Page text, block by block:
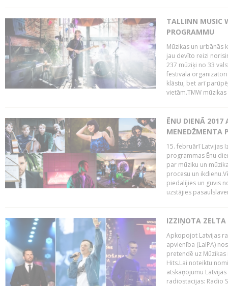
TALLINN MUSIC
PROGRAMMU
Mūzikas un urbānās
jau devīto reizi
237 mūziķi no 33
festivāla
klāstu, bet arī
vietām.TMW
ĒNU DIENĀ 2017
MENEDŽMENTA
15. februārī Latvijas
programmas Ēnu
par mūziku un
procesu un
piedalījies un guvis
uzstājies
IZZIŅOTA ZELTA
Apkopojot Latvijas
apvienība (LaIPA)
pretendē uz
Hits.Lai noteiktu
atskaņojumu
radiostacijas: Radio